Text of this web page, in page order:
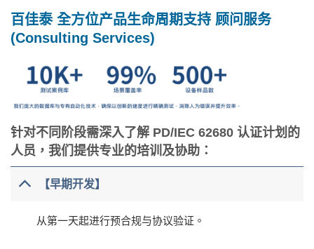
百佳泰 全方位产品生命周期支持 顾问服务
(Consulting Services)
针对不同阶段需深入了解 PD/IEC 62680 认证计划的
人员，我们提供专业的培训及协助：
【早期开发】
从第一天起进行预合规与协议验证。